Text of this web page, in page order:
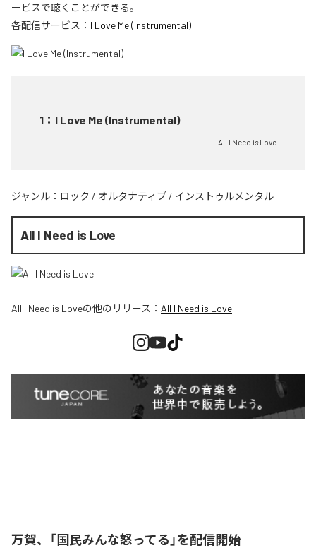
ービスで聴くことができる。
各配信サービス： I Love Me (Instrumental)
1 ： I Love Me (Instrumental)
All I Need is Love
ジャンル： ロック / オルタナティブ / インストゥルメンタル
All I Need is Love
All I Need is Loveの他のリリース： All I Need is Love
万賀、「国民みんな怒ってる」を配信開始